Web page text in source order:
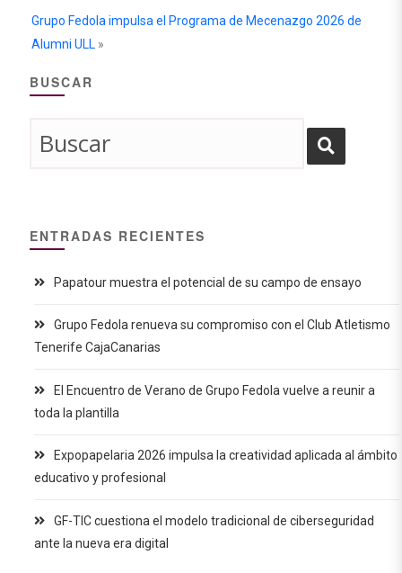
Grupo Fedola impulsa el Programa de Mecenazgo 2026 de
Alumni ULL »
BUSCAR
ENTRADAS RECIENTES
Papatour muestra el potencial de su campo de ensayo
Grupo Fedola renueva su compromiso con el Club Atletismo
Tenerife CajaCanarias
El Encuentro de Verano de Grupo Fedola vuelve a reunir a
toda la plantilla
Expopapelaria 2026 impulsa la creatividad aplicada al ámbito
educativo y profesional
GF-TIC cuestiona el modelo tradicional de ciberseguridad
ante la nueva era digital